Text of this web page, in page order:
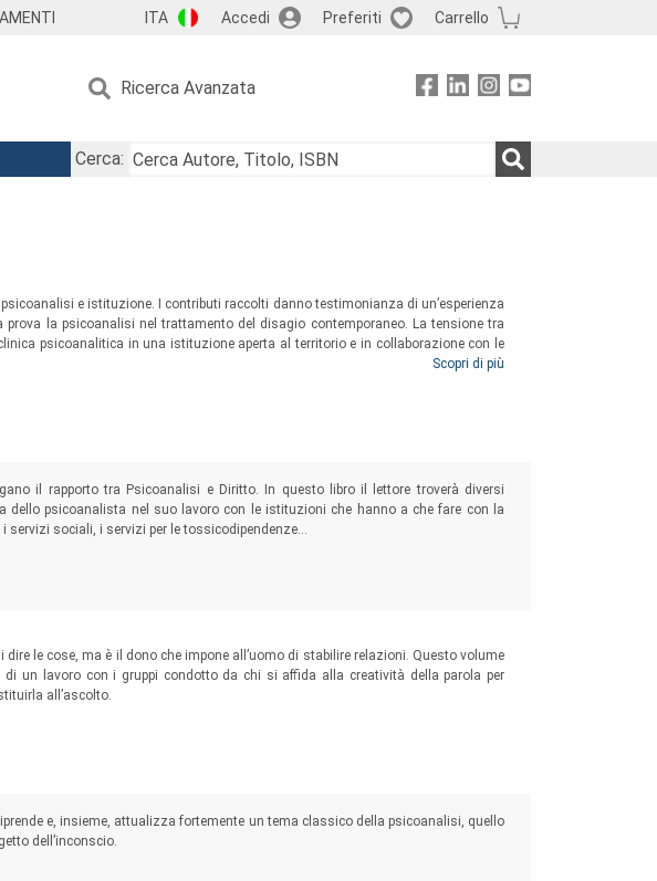
ITA Accedi Preferiti Carrello
Ricerca Avanzata
Cerca:
psicoanalisi e istituzione. I contributi raccolti danno testimonianza di un’esperienza
prova la psicoanalisi nel trattamento del disagio contemporaneo. La tensione tra
psicoanalitica in una istituzione aperta al territorio e in collaborazione con le
sul soggetto non riducibile all’individuo, sono gli assi portanti sui quali Jonas
e politica.
Scopri di più
il rapporto tra Psicoanalisi e Diritto. In questo libro il lettore troverà diversi
dello psicoanalista nel suo lavoro con le istituzioni che hanno a che fare con la
servizi sociali, i servizi per le tossicodipendenze…
dire le cose, ma è il dono che impone all’uomo di stabilire relazioni. Questo volume
di un lavoro con i gruppi condotto da chi si affida alla creatività della parola per
all’ascolto.
e, insieme, attualizza fortemente un tema classico della psicoanalisi, quello
dell’inconscio.